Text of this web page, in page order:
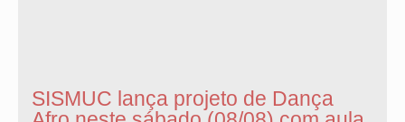
SISMUC lança projeto de Dança